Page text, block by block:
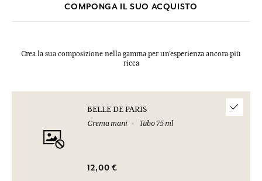
COMPONGA IL SUO ACQUISTO
Crea la sua composizione nella gamma per un’esperienza ancora più
ricca
BELLE DE PARIS
Crema mani
Tubo 75 ml
12,00 €